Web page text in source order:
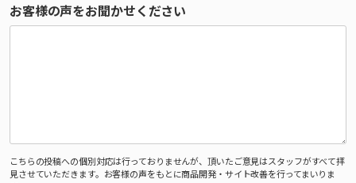
お客様の声をお聞かせください
こちらの投稿への個別対応は行っておりませんが、頂いたご意見はスタッフがすべて拝
見させていただきます。お客様の声をもとに商品開発・サイト改善を行ってまいりま